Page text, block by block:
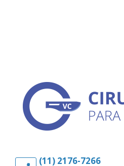
(11) 2176-7266